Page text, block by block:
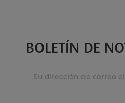
BOLETÍN DE